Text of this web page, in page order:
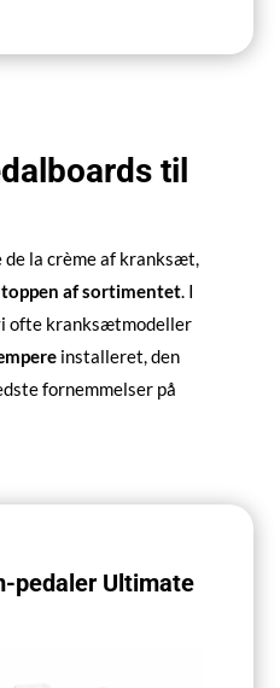
til
la crème af kranksæt,
toppen af sortimentet. I
ofte kranksætmodeller
installeret, den
fornemmelser på
pedaler Ultimate